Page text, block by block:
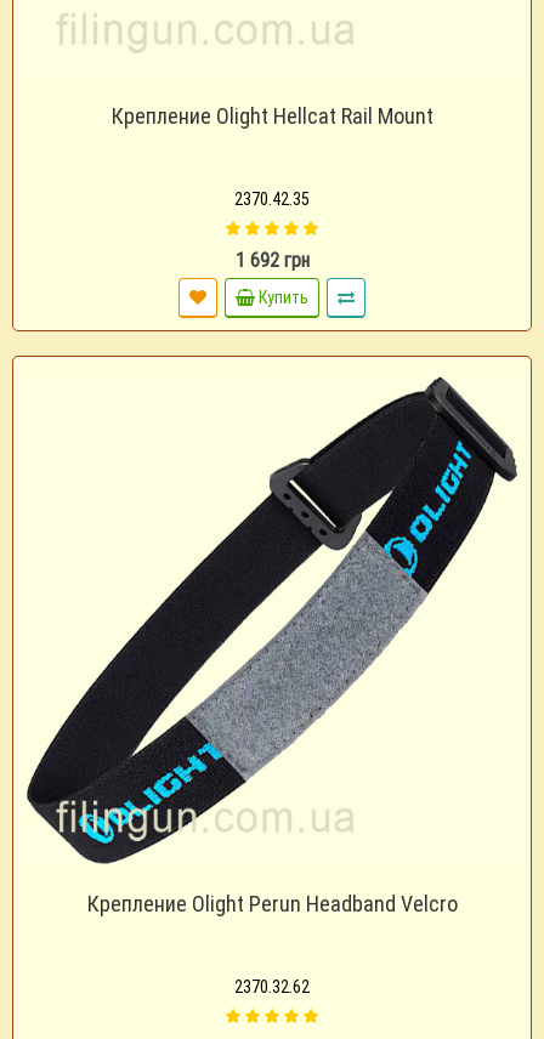
Крепление Olight Hellcat Rail Mount
2370.42.35
1 692 грн
Купить
Крепление Olight Perun Headband Velcro
2370.32.62